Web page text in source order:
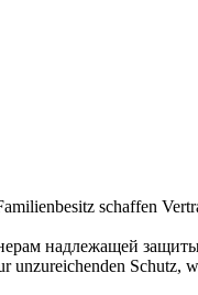
schaffen
надлежащей
unzureichenden Schutz,